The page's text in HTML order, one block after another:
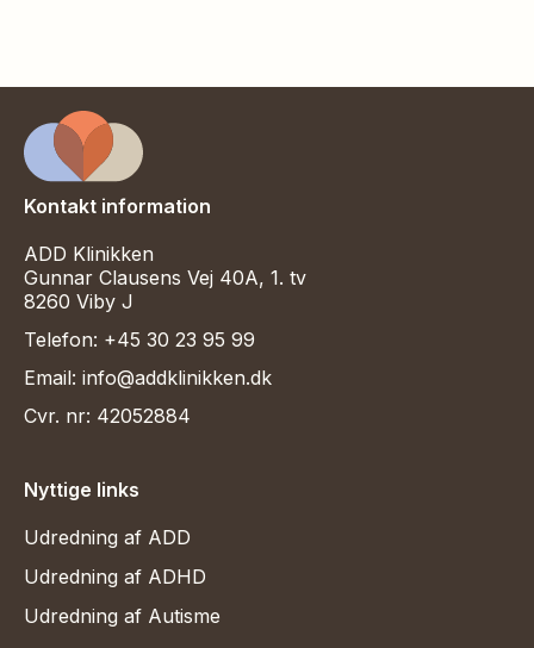
Kontakt information
ADD Klinikken
Gunnar Clausens Vej 40A, 1. tv
8260 Viby J
Telefon: +45 30 23 95 99
Email: info@addklinikken.dk
Cvr. nr: 42052884
Nyttige links
Udredning af ADD
Udredning af ADHD
Udredning af Autisme